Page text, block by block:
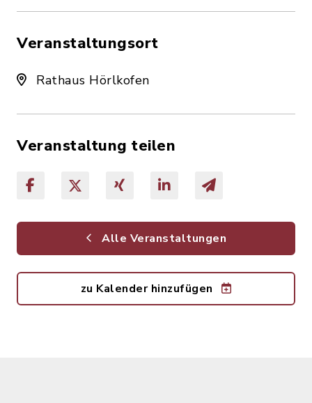
Veranstaltungsort
Rathaus Hörlkofen
Veranstaltung teilen
Alle Veranstaltungen
zu Kalender hinzufügen